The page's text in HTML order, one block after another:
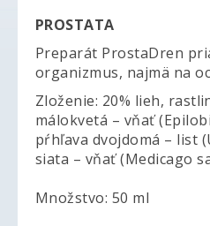
PROSTATA
Preparát ProstaDren
organizmus, najmä na
Zloženie: 20% lieh,
málokvetá – vňať
pŕhľava dvojdomá – list
siata – vňať (Medicago
Množstvo: 50 ml